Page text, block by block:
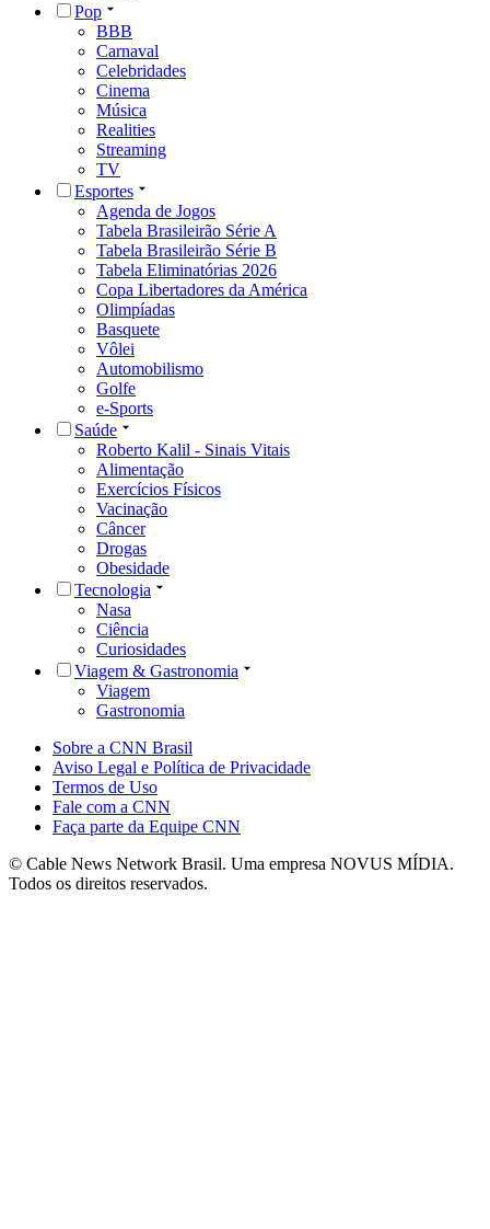
Pop
BBB
Carnaval
Celebridades
Cinema
Música
Realities
Streaming
TV
Esportes
Agenda de Jogos
Tabela Brasileirão Série A
Tabela Brasileirão Série B
Tabela Eliminatórias 2026
Copa Libertadores da América
Olimpíadas
Basquete
Vôlei
Automobilismo
Golfe
e-Sports
Saúde
Roberto Kalil - Sinais Vitais
Alimentação
Exercícios Físicos
Vacinação
Câncer
Drogas
Obesidade
Tecnologia
Nasa
Ciência
Curiosidades
Viagem & Gastronomia
Viagem
Gastronomia
Sobre a CNN Brasil
Aviso Legal e Política de Privacidade
Termos de Uso
Fale com a CNN
Faça parte da Equipe CNN
© Cable News Network Brasil. Uma empresa NOVUS MÍDIA.
Todos os direitos reservados.